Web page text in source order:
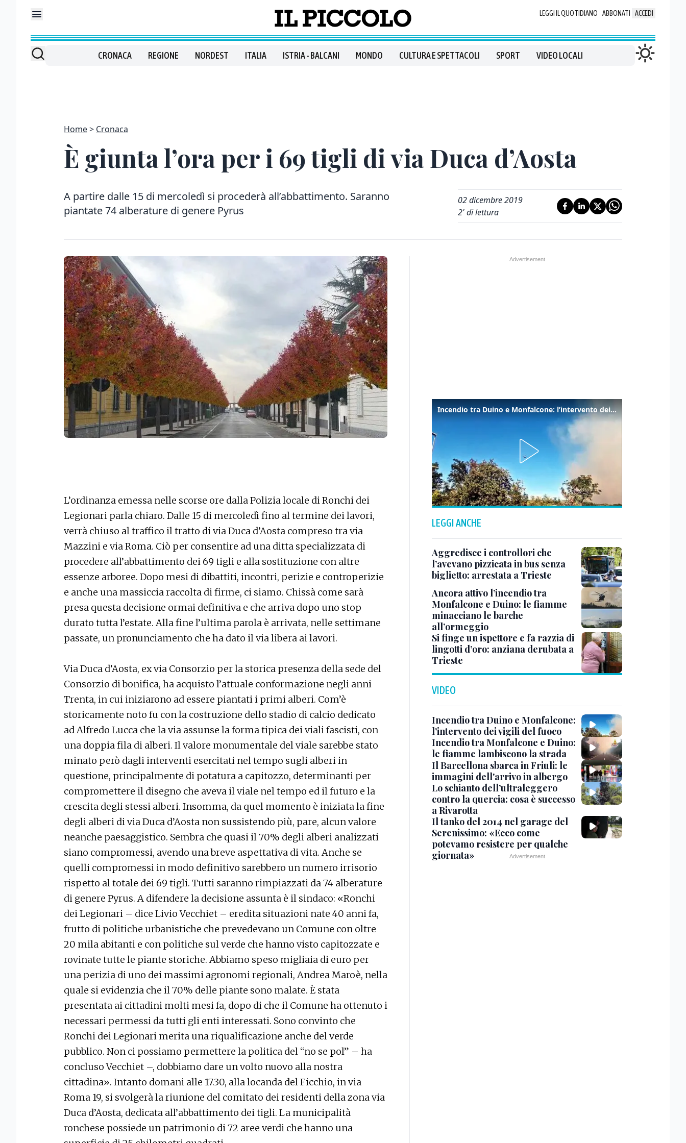
LEGGI IL QUOTIDIANO ABBONATI ACCEDI
CRONACA REGIONE NORDEST ITALIA ISTRIA - BALCANI MONDO CULTURA E SPETTACOLI SPORT VIDEO LOCALI
Home Cronaca
È giunta l’ora per i 69 tigli di via Duca d’Aosta
A partire dalle 15 di mercoledì si procederà all’abbattimento. Saranno
piantate 74 alberature di genere Pyrus
02 dicembre 2019
2' di lettura
L’ordinanza emessa nelle scorse ore dalla Polizia locale di Ronchi dei
Legionari parla chiaro. Dalle 15 di mercoledì fino al termine dei lavori,
verrà chiuso al traffico il tratto di via Duca d’Aosta compreso tra via
Mazzini e via Roma. Ciò per consentire ad una ditta specializzata di
procedere all’abbattimento dei 69 tigli e alla sostituzione con altre
essenze arboree. Dopo mesi di dibattiti, incontri, perizie e controperizie
e anche una massiccia raccolta di firme, ci siamo. Chissà come sarà
presa questa decisione ormai definitiva e che arriva dopo uno stop
durato tutta l’estate. Alla fine l’ultima parola è arrivata, nelle settimane
passate, un pronunciamento che ha dato il via libera ai lavori.
Via Duca d’Aosta, ex via Consorzio per la storica presenza della sede del
Consorzio di bonifica, ha acquisto l’attuale conformazione negli anni
Trenta, in cui iniziarono ad essere piantati i primi alberi. Com’è
storicamente noto fu con la costruzione dello stadio di calcio dedicato
ad Alfredo Lucca che la via assunse la forma tipica dei viali fascisti, con
una doppia fila di alberi. Il valore monumentale del viale sarebbe stato
minato però dagli interventi esercitati nel tempo sugli alberi in
questione, principalmente di potatura a capitozzo, determinanti per
compromettere il disegno che aveva il viale nel tempo ed il futuro e la
crescita degli stessi alberi. Insomma, da quel momento è iniziata la fine
degli alberi di via Duca d’Aosta non sussistendo più, pare, alcun valore
neanche paesaggistico. Sembra che quasi il 70% degli alberi analizzati
siano compromessi, avendo una breve aspettativa di vita. Anche se
quelli compromessi in modo definitivo sarebbero un numero irrisorio
rispetto al totale dei 69 tigli. Tutti saranno rimpiazzati da 74 alberature
di genere Pyrus. A difendere la decisione assunta è il sindaco: «Ronchi
dei Legionari – dice Livio Vecchiet – eredita situazioni nate 40 anni fa,
frutto di politiche urbanistiche che prevedevano un Comune con oltre
20 mila abitanti e con politiche sul verde che hanno visto capitozzate e
rovinate tutte le piante storiche. Abbiamo speso migliaia di euro per
una perizia di uno dei massimi agronomi regionali, Andrea Maroè, nella
quale si evidenzia che il 70% delle piante sono malate. È stata
presentata ai cittadini molti mesi fa, dopo di che il Comune ha ottenuto i
necessari permessi da tutti gli enti interessati. Sono convinto che
Ronchi dei Legionari merita una riqualificazione anche del verde
pubblico. Non ci possiamo permettere la politica del “no se pol” – ha
concluso Vecchiet –, dobbiamo dare un volto nuovo alla nostra
cittadina». Intanto domani alle 17.30, alla locanda del Ficchio, in via
Roma 19, si svolgerà la riunione del comitato dei residenti della zona via
Duca d’Aosta, dedicata all’abbattimento dei tigli. La municipalità
ronchese possiede un patrimonio di 72 aree verdi che hanno una
Incendio tra Duino e Monfalcone: l’intervento dei vigili del fuoco
LEGGI ANCHE
Aggredisce i controllori che
l’avevano pizzicata in bus senza
biglietto: arrestata a Trieste
Ancora attivo l’incendio tra
Monfalcone e Duino: le fiamme
minacciano le barche
all’ormeggio
Si finge un ispettore e fa razzia di
lingotti d’oro: anziana derubata a
Trieste
VIDEO
Incendio tra Duino e Monfalcone:
l’intervento dei vigili del fuoco
Incendio tra Monfalcone e Duino:
le fiamme lambiscono la strada
Il Barcellona sbarca in Friuli: le
immagini dell'arrivo in albergo
Lo schianto dell’ultraleggero
contro la quercia: cosa è successo
a Rivarotta
Il tanko del 2014 nel garage del
Serenissimo: «Ecco come
potevamo resistere per qualche
giornata»